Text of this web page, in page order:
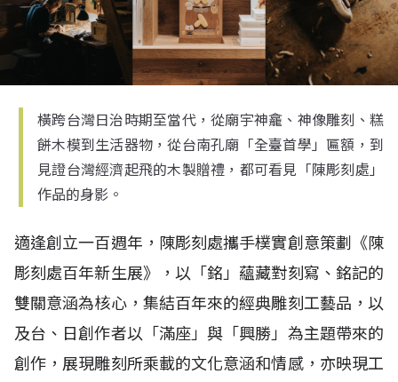
橫跨台灣日治時期至當代，從廟宇神龕、神像雕刻、糕
餅木模到生活器物，從台南孔廟「全臺首學」匾額，到
見證台灣經濟起飛的木製贈禮，都可看見「陳彫刻處」
作品的身影。
適逢創立一百週年，陳彫刻處攜手樸實創意策劃《陳
彫刻處百年新生展》，以「銘」蘊藏對刻寫、銘記的
雙關意涵為核心，集結百年來的經典雕刻工藝品，以
及台、日創作者以「滿座」與「興勝」為主題帶來的
創作，展現雕刻所乘載的文化意涵和情感，亦映現工